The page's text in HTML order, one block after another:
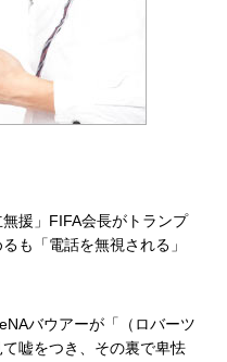
援」FIFA会長がトランプ
も「電話を無視される」
バウアーが「（ロバーツ
嘘をつき、その裏で卑怯